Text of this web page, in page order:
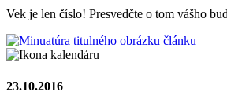
Vek je len číslo! Presvedčte o tom vášho
23.10.2016